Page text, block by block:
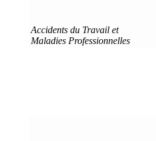
Accidents du Travail et
Maladies Professionnelles